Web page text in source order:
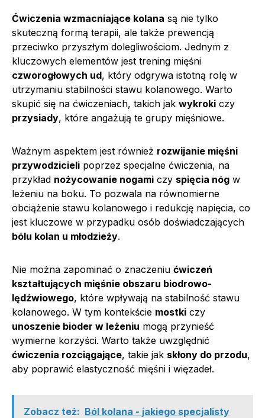
Ćwiczenia wzmacniające kolana są nie tylko
skuteczną formą terapii, ale także prewencją
przeciwko przyszłym dolegliwościom. Jednym z
kluczowych elementów jest trening mięśni
czworogłowych ud, który odgrywa istotną rolę w
utrzymaniu stabilności stawu kolanowego. Warto
skupić się na ćwiczeniach, takich jak wykroki czy
przysiady, które angażują te grupy mięśniowe.
Ważnym aspektem jest również rozwijanie mięśni
przywodzicieli poprzez specjalne ćwiczenia, na
przykład nożycowanie nogami czy spięcia nóg w
leżeniu na boku. To pozwala na równomierne
obciążenie stawu kolanowego i redukcję napięcia, co
jest kluczowe w przypadku osób doświadczających
bólu kolan u młodzieży.
Nie można zapominać o znaczeniu ćwiczeń
kształtujących mięśnie obszaru biodrowo-
lędźwiowego, które wpływają na stabilność stawu
kolanowego. W tym kontekście mostki czy
unoszenie bioder w leżeniu mogą przynieść
wymierne korzyści. Warto także uwzględnić
ćwiczenia rozciągające, takie jak skłony do przodu,
aby poprawić elastyczność mięśni i więzadeł.
Zobacz też: Ból kolana - jakiego specjalisty